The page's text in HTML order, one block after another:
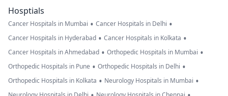
Hosptials
Cancer Hospitals in Mumbai • Cancer Hospitals in Delhi •
Cancer Hospitals in Hyderabad • Cancer Hospitals in Kolkata •
Cancer Hospitals in Ahmedabad • Orthopedic Hospitals in Mumbai •
Orthopedic Hospitals in Pune • Orthopedic Hospitals in Delhi •
Orthopedic Hospitals in Kolkata • Neurology Hospitals in Mumbai •